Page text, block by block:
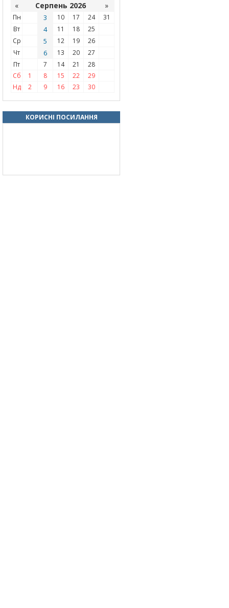
« Серпень 2026 »
Пн 3 10 17 24
31
Вт
4 11 18
25
Ср
5 12 19
26
Чт
6 13 20
27
Пт
7 14 21
28
Сб
1 8 15 22
29
Нд
2 9 16 23 30
КОРИСНІ ПОСИЛАННЯ